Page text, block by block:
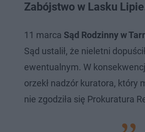
Zabójstwo w Lasku
11 marca Sąd Rodzinny w
Sąd ustalił, że nieletni
ewentualnym. W
orzekł nadzór kuratora, który
nie zgodziła się Prokuratura